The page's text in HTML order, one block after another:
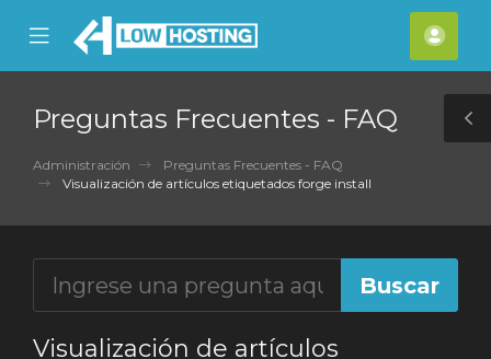
Mobile
Menu
Preguntas Frecuentes - FAQ
Administración
Preguntas Frecuentes - FAQ
Visualización de artículos etiquetados forge install
Visualización de artículos